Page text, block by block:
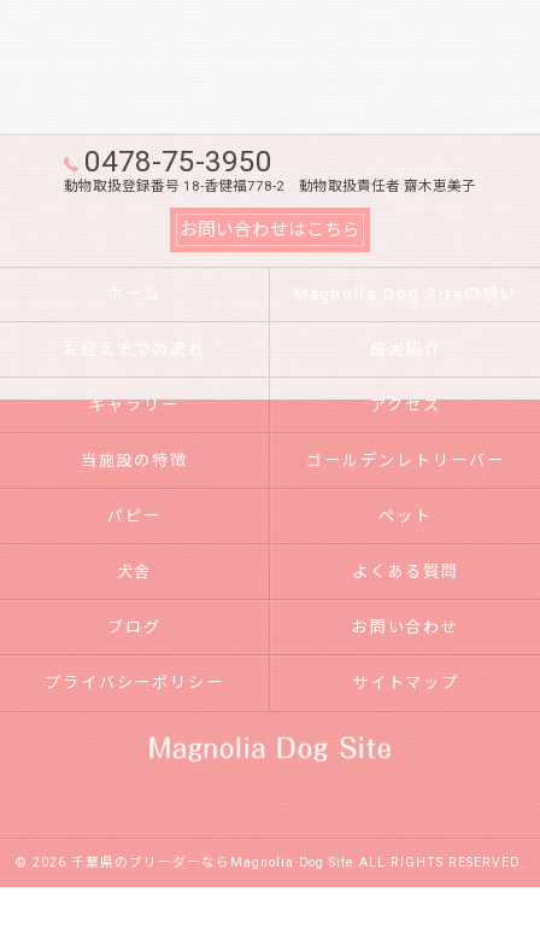
0478-75-3950
動物取扱登録番号 18-香健福778-2 動物取扱責任者 齋木恵美子
お問い合わせはこちら
ホーム Magnolia Dog Siteの想い
お迎えまでの流れ 成犬紹介
ギャラリー アクセス
当施設の特徴 ゴールデンレトリーバー
パピー ペット
犬舎 よくある質問
ブログ お問い合わせ
プライバシーポリシー サイトマップ
© 2026 千葉県のブリーダーならMagnolia Dog Site ALL RIGHTS RESERVED.